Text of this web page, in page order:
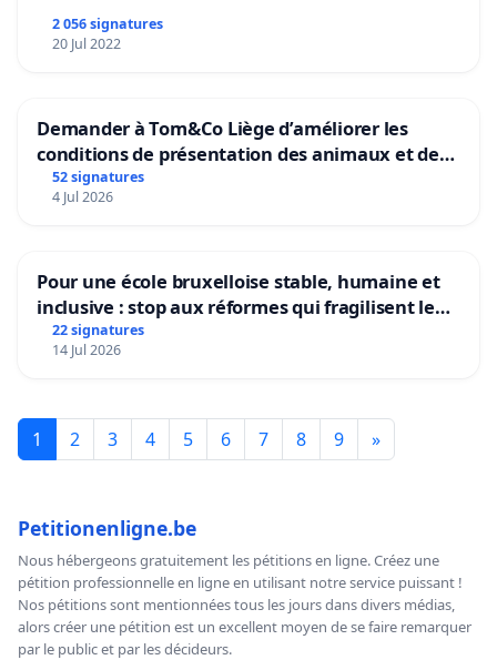
2 056 signatures
20 Jul 2022
Demander à Tom&Co Liège d’améliorer les
conditions de présentation des animaux et de
mettre fin à la vente d’animaux en magasin
52 signatures
4 Jul 2026
Pour une école bruxelloise stable, humaine et
inclusive : stop aux réformes qui fragilisent le
primaire
22 signatures
14 Jul 2026
1 2 3 4 5 6 7 8 9 »
Petitionenligne.be
Nous hébergeons gratuitement les pétitions en ligne. Créez une
pétition professionnelle en ligne en utilisant notre service puissant !
Nos pétitions sont mentionnées tous les jours dans divers médias,
alors créer une pétition est un excellent moyen de se faire remarquer
par le public et par les décideurs.